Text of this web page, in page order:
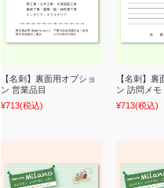
【名刺】裏面用オプショ
ン 営業品目
¥713(税込)
【名刺】裏
ン 訪問メモ
¥713(税込)